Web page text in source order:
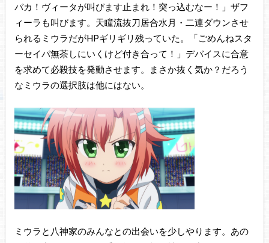
バカ！ヴィータが叫びます止まれ！突っ込むなー！」ザフ
ィーラも叫びます。天瞳流抜刀居合水月・二連ダウンさせ
られるミウラだがHPギリギリ残っていた。「ごめんねスタ
ーセイバ無茶しにいくけど付き合って！」デバイスに合意
を求めて必殺技を発動させます。まさか抜く気か？だろう
なミウラの選択肢は他にはない。
ミウラと八神家のみんなとの出会いを少しやります。あの